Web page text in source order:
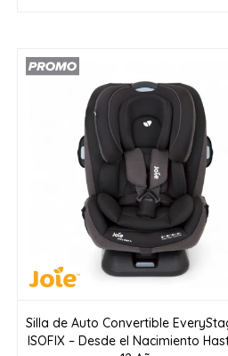
Silla de Auto Convertible
ISOFIX – Desde el Nacimiento